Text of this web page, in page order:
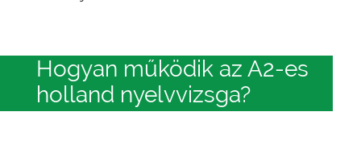
Hogyan működik az A2-es
holland nyelvvizsga?